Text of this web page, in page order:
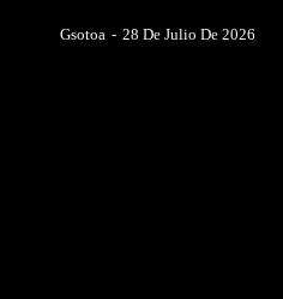
Gsotoa - 28 De Julio De 2026